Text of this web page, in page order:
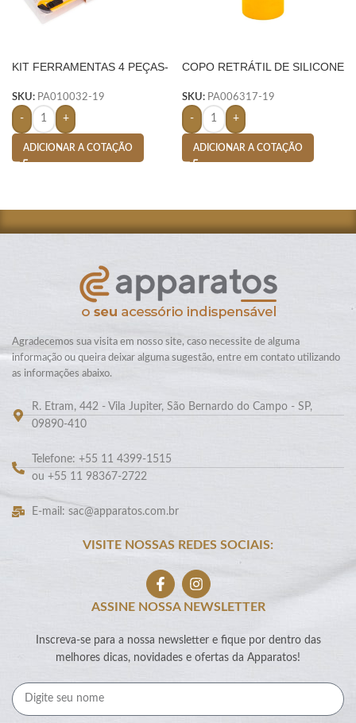
KIT FERRAMENTAS 4 PEÇAS-
SKU: PA010032-19
- +
ADICIONAR A COTAÇÃO
COPO RETRÁTIL DE SILICONE
SKU: PA006317-19
- +
ADICIONAR A COTAÇÃO
Agradecemos sua visita em nosso site, caso necessite de alguma
informação ou queira deixar alguma sugestão, entre em contato utilizando
as informações abaixo.
R. Etram, 442 - Vila Jupiter, São Bernardo do Campo - SP,
09890-410
Telefone: +55 11 4399-1515
ou +55 11 98367-2722
E-mail: sac@apparatos.com.br
VISITE NOSSAS REDES SOCIAIS:
ASSINE NOSSA NEWSLETTER
Inscreva-se para a nossa newsletter e fique por dentro das
melhores dicas, novidades e ofertas da Apparatos!